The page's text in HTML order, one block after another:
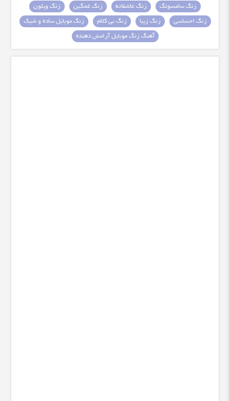
زنگ سامسونگ
زنگ عاشقانه زنگ غمگین
زنگ ویلون
زنگ احساسی
زنگ زیبا زنگ بی کلام
زنگ موبایل ساده و شیک
آهنگ زنگ موبایل آرامش دهنده